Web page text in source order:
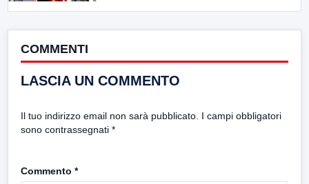
COMMENTI
LASCIA UN COMMENTO
Il tuo indirizzo email non sarà pubblicato. I campi obbligatori
sono contrassegnati *
Commento *